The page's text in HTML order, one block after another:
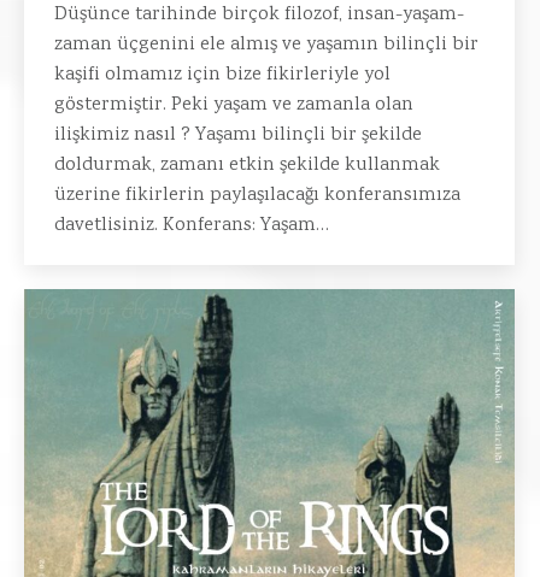
Düşünce tarihinde birçok filozof, insan-yaşam-
zaman üçgenini ele almış ve yaşamın bilinçli bir
kaşifi olmamız için bize fikirleriyle yol
göstermiştir. Peki yaşam ve zamanla olan
ilişkimiz nasıl ? Yaşamı bilinçli bir şekilde
doldurmak, zamanı etkin şekilde kullanmak
üzerine fikirlerin paylaşılacağı konferansımıza
davetlisiniz. Konferans: Yaşam…